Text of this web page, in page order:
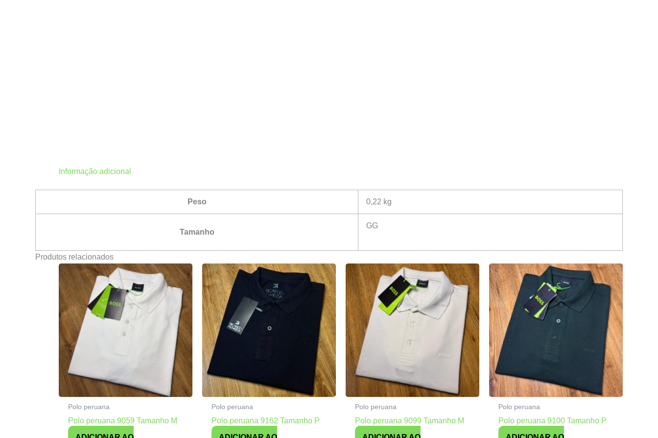
Informação adicional
Peso 0,22 kg
Tamanho
GG
Produtos relacionados
Polo peruana
Polo peruana 9059 Tamanho M
Polo peruana
Polo peruana 9162 Tamanho P
Polo peruana
Polo peruana 9099 Tamanho M
Polo peruana
Polo peruana 9100 Tamanho P